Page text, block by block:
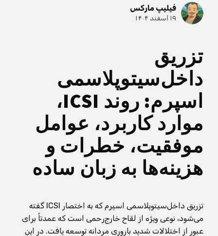
فیلیپ مارکس
۱۹ اسفند ۱۴۰۴
تزریق
داخل‌سیتوپلاسمی
اسپرم: روند ICSI،
موارد کاربرد، عوامل
موفقیت، خطرات و
هزینه‌ها به زبان ساده
تزریق داخل‌سیتوپلاسمی اسپرم که به اختصار ICSI گفته
می‌شود، نوعی ویژه از لقاح خارج‌رحمی است که عمدتاً برای
عبور از اختلالات شدید باروری مردانه توسعه یافت. در این